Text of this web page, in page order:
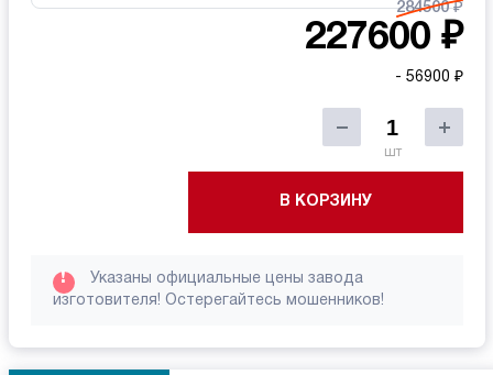
284500 ₽
227600 ₽
- 56900 ₽
шт
В КОРЗИНУ
!
Указаны официальные цены завода
изготовителя! Остерегайтесь мошенников!